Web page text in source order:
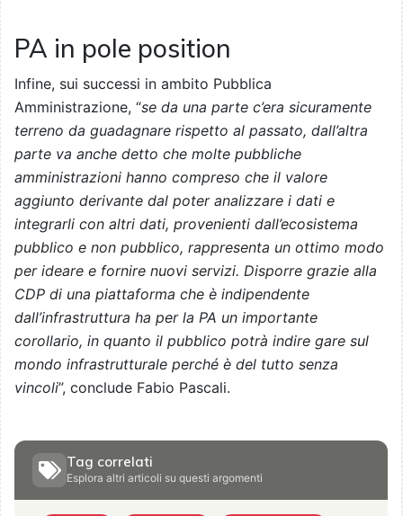
PA in pole position
Infine, sui successi in ambito Pubblica
Amministrazione, “se da una parte c’era sicuramente
terreno da guadagnare rispetto al passato, dall’altra
parte va anche detto che molte pubbliche
amministrazioni hanno compreso che il valore
aggiunto derivante dal poter analizzare i dati e
integrarli con altri dati, provenienti dall’ecosistema
pubblico e non pubblico, rappresenta un ottimo modo
per ideare e fornire nuovi servizi. Disporre grazie alla
CDP di una piattaforma che è indipendente
dall’infrastruttura ha per la PA un importante
corollario, in quanto il pubblico potrà indire gare sul
mondo infrastrutturale perché è del tutto senza
vincoli”, conclude Fabio Pascali.
Tag correlati
Esplora altri articoli su questi argomenti